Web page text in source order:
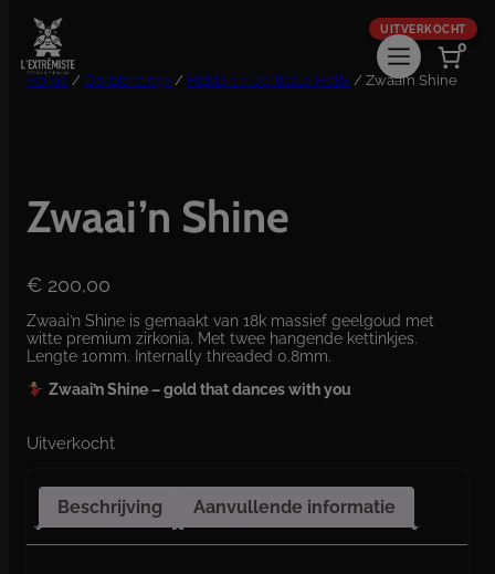
naar
de
inhoud
0
Home /Oorpiercings / Hidden / Verticale Helix / Zwaai’n Shine
Zwaai’n Shine
€ 200,00
Zwaai’n Shine is gemaakt van 18k massief geelgoud met
witte premium zirkonia. Met twee hangende kettinkjes.
Lengte 10mm. Internally threaded 0.8mm.
Zwaai’n Shine – gold that dances with you
Uitverkocht
Beschrijving Aanvullende informatie